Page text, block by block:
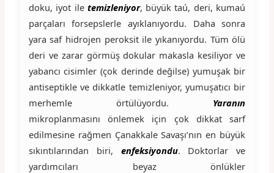
doku, iyot ile temizleniyor, büyük taú, deri, kumaú
parçaları forsepslerle ayıklanıyordu. Daha sonra
yara saf hidrojen peroksit ile yıkanıyordu. Tüm ölü
deri ve zarar görmüş dokular makasla kesiliyor ve
yabancı cisimler (çok derinde değilse) yumuşak bir
antiseptikle ve dikkatle temizleniyor, yumuşatıcı bir
merhemle örtülüyordu. Yaranın
mikroplanmasını önlemek için çok dikkat sarf
edilmesine rağmen Çanakkale Savaşı’nın en büyük
sıkıntılarından biri, enfeksiyondu. Doktorlar ve
yardımcıları beyaz önlükler